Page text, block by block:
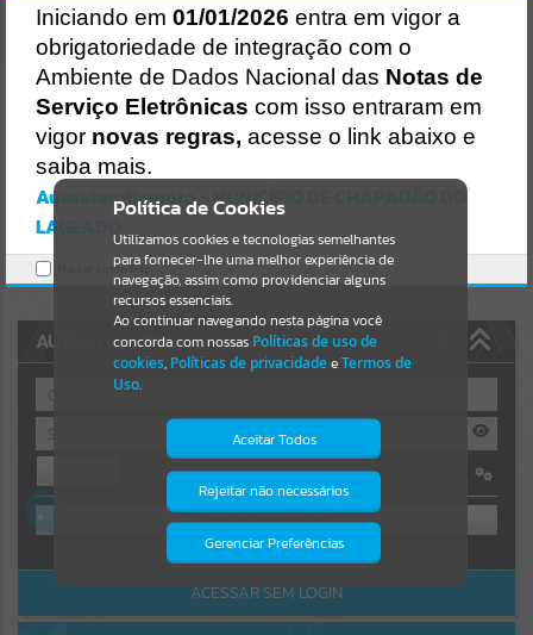
Resultados para""
Portais
Por favor, aguarde...
NOTÍCIAS
Por favor, aguarde...
Por favor, aguarde...
Por favor, aguarde...
AUTOATENDIMENTO
OU
Cadastre-se|Recuperar Senha
ACESSAR SEM LOGIN
Política de Cookies
Utilizamos cookies e tecnologias semelhantes
para fornecer-lhe uma melhor experiência de
navegação, assim como providenciar alguns
recursos essenciais.
Ao continuar navegando nesta página você
concorda com nossas Políticas de uso de
cookies, Políticas de privacidadeeTermos de
Uso.
Aceitar Todos
Rejeitar não necessários
Gerenciar Preferências
Isto significa que diversos recursos
providenciados poderão não estar
Iniciando em 01/01/2026 entra em vigor a
obrigatoriedade de integração com o
Ambiente de Dados Nacional das Notas de
Serviço Eletrônicas com isso entraram em
vigor novas regras, acesse o link abaixo e
saiba mais.
Autoatendimento - MUNICÍPIO DE CHAPADÃO DO
LAGEADO
Marcar como lido.
Gerenciamento do Sistema
CÓDIGO DA MENSAGEM:EST-000040
Ocorreu um erro de script:
Uncaught SyntaxError: Unexpected token '('
https://chapadaodolageado.atende.net/https:/chapadaodolageado.at
ende.net/cidadao/pagina/bolsa-universitaria-
2022/static/bundle/wpo_index_2_base_l2_portal_editores_sync_5d
7eccd060ca923316fa1d5a6ac70ebc.js?v=72c3955a:47
Verificar Mais Detalhes
OK